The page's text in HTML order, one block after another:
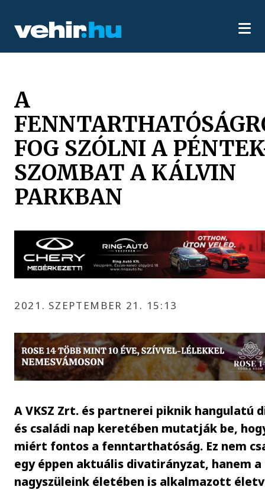
A
FOG SZÓLNI A
SZOMBAT A KÁLVIN
PARKBAN
2021. SZEPTEMBER 21. 15:13
A VKSZ Zrt. és partnerei piknik hangulatú
és családi nap keretében mutatják be,
miért fontos a fenntarthatóság. Ez nem
egy éppen aktuális divatirányzat, hanem a
nagyszüleink életében is alkalmazott